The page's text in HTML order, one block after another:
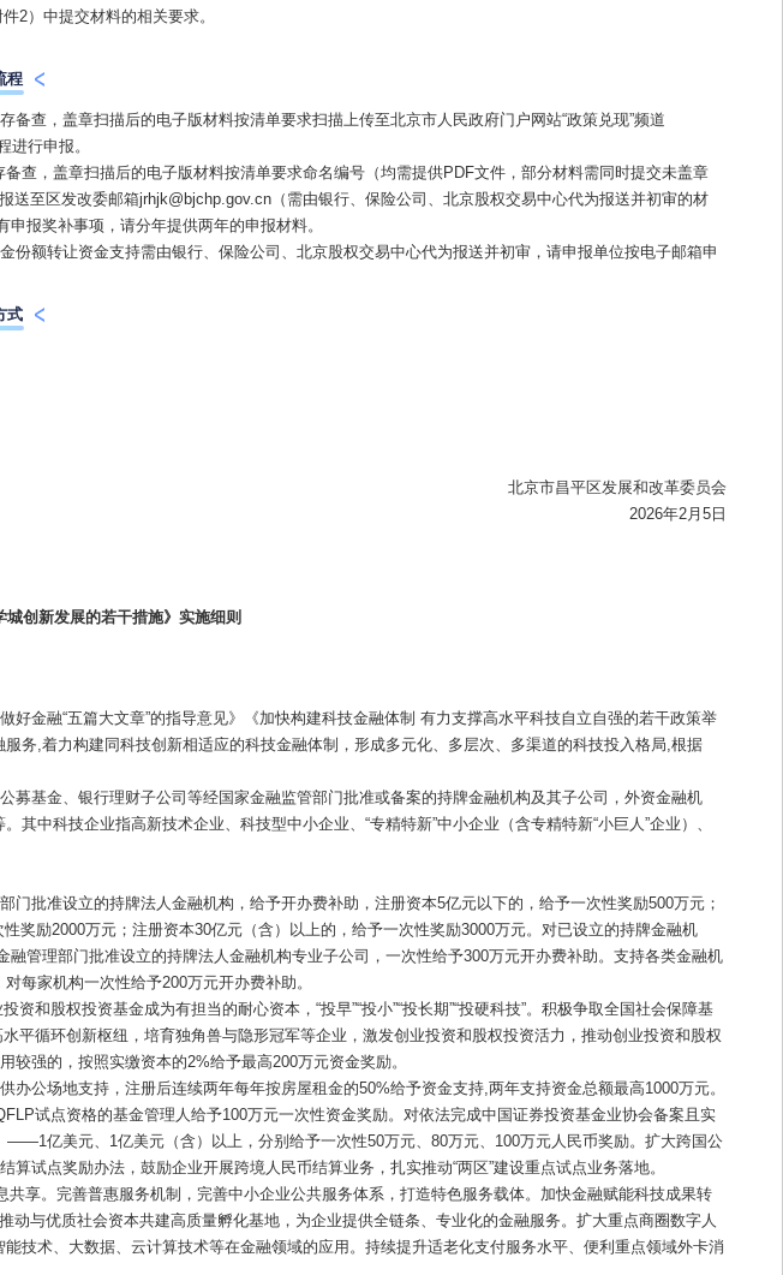
2）中提交材料的相关要求。
程
查，盖章扫描后的电子版材料按清单要求扫描上传至北京市人民政府门户网站“政策兑现”频道
行申报。
查，盖章扫描后的电子版材料按清单要求命名编号（均需提供PDF文件，部分材料需同时提交未盖章
至区发改委邮箱jrhjk@bjchp.gov.cn（需由银行、保险公司、北京股权交易中心代为报送并初审的材
报奖补事项，请分年提供两年的申报材料。
额转让资金支持需由银行、保险公司、北京股权交易中心代为报送并初审，请申报单位按电子邮箱申
式
北京市昌平区发展和改革委员会
2026年2月5日
创新发展的若干措施》实施细则
金融“五篇大文章”的指导意见》《加快构建科技金融体制 有力支撑高水平科技自立自强的若干政策举
务,着力构建同科技创新相适应的科技金融体制，形成多元化、多层次、多渠道的科技投入格局,根据
基金、银行理财子公司等经国家金融监管部门批准或备案的持牌金融机构及其子公司，外资金融机
中科技企业指高新技术企业、科技型中小企业、“专精特新”中小企业（含专精特新“小巨人”企业）、
批准设立的持牌法人金融机构，给予开办费补助，注册资本5亿元以下的，给予一次性奖励500万元；
励2000万元；注册资本30亿元（含）以上的，给予一次性奖励3000万元。对已设立的持牌金融机
管理部门批准设立的持牌法人金融机构专业子公司，一次性给予300万元开办费补助。支持各类金融机
每家机构一次性给予200万元开办费补助。
和股权投资基金成为有担当的耐心资本，“投早”“投小”“投长期”“投硬科技”。积极争取全国社会保障基
平循环创新枢纽，培育独角兽与隐形冠军等企业，激发创业投资和股权投资活力，推动创业投资和股权
强的，按照实缴资本的2%给予最高200万元资金奖励。
公场地支持，注册后连续两年每年按房屋租金的50%给予资金支持,两年支持资金总额最高1000万元。
试点资格的基金管理人给予100万元一次性资金奖励。对依法完成中国证券投资基金业协会备案且实
亿美元、1亿美元（含）以上，分别给予一次性50万元、80万元、100万元人民币奖励。扩大跨国公
试点奖励办法，鼓励企业开展跨境人民币结算业务，扎实推动“两区”建设重点试点业务落地。
享。完善普惠服务机制，完善中小企业公共服务体系，打造特色服务载体。加快金融赋能科技成果转
动与优质社会资本共建高质量孵化基地，为企业提供全链条、专业化的金融服务。扩大重点商圈数字人
技术、大数据、云计算技术等在金融领域的应用。持续提升适老化支付服务水平、便利重点领域外卡消